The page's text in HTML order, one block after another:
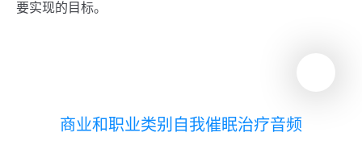
要实现的目标。
商业和职业类别自我催眠治疗音频